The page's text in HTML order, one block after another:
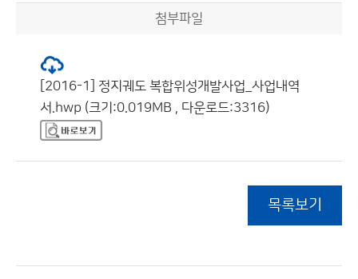
첨부파일
[2016-1] 정지궤도 복합위성개발사업_사업내역
서.hwp (크기:0.019MB , 다운로드:3316)
목록보기